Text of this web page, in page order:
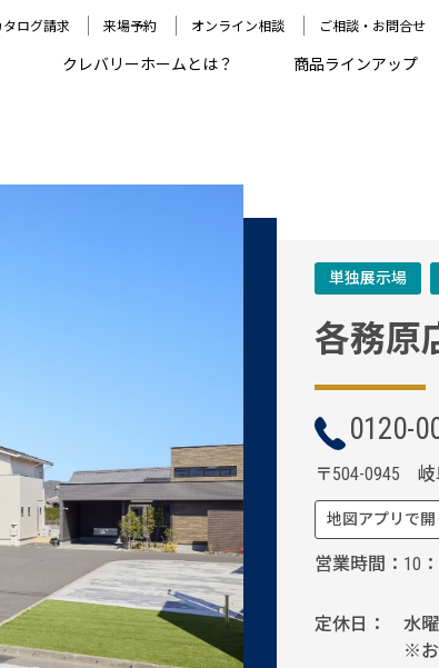
ログ請求 来場予約 オンライン相談 ご相談・お問合せ
クレバリーホームとは？ 商品ラインアップ
単独展示場
各務原
0120-
〒504-0945 岐
地図アプリで開
営業時間 10
定休日
水
※お